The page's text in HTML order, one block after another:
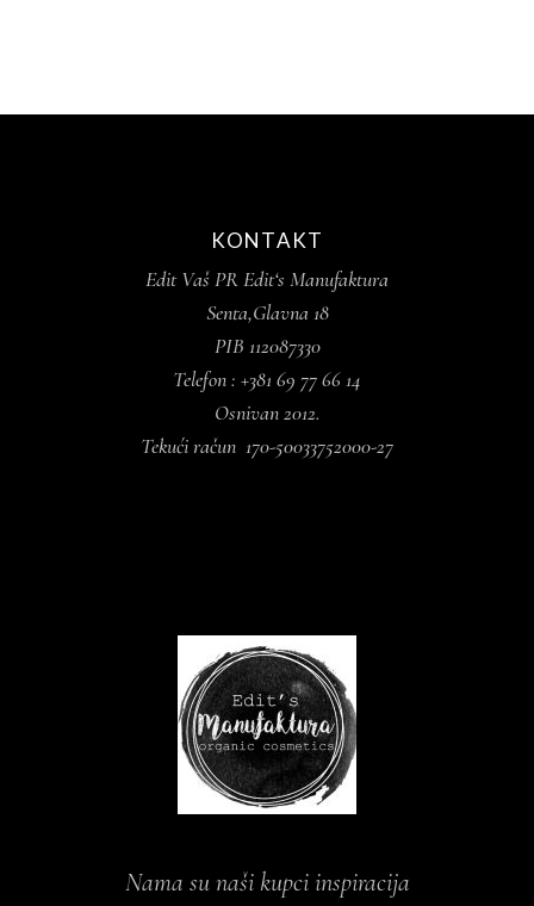
KONTAKT
Edit Vaš PR Edit‘s Manufaktura
Senta,Glavna 18
PIB 112087330
Telefon : +381 69 77 66 14
Osnivan 2012.
Tekući račun 170-50033752000-27
Nama su naši kupci inspiracija